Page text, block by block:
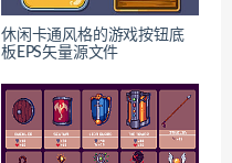
休闲卡通风格的游戏按钮底
板EPS矢量源文件